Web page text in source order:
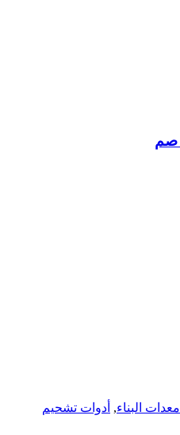
معدات البناء, أدوات تشحيم